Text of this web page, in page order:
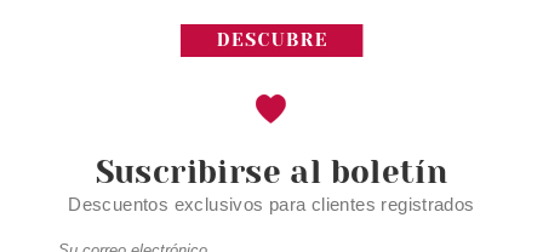
Suscribirse al boletín
Descuentos exclusivos para clientes registrados